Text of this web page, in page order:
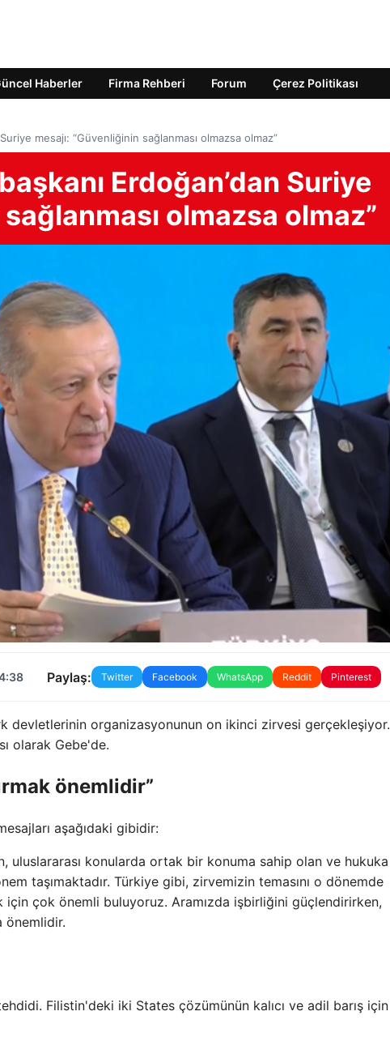
Haberler Firma Rehberi Forum Çerez Politikası
mesajı: “Güvenliğinin sağlanması olmazsa olmaz”
Erdoğan’dan Suriye
olmazsa olmaz”
Paylaş: Twitter Facebook WhatsApp Reddit Pinterest
devletlerinin organizasyonunun on ikinci zirvesi gerçekleşiyor.
olarak Gebe'de.
önemlidir”
aşağıdaki gibidir:
uluslararası konularda ortak bir konuma sahip olan ve hukuka
taşımaktadır. Türkiye gibi, zirvemizin temasını o dönemde
çok önemli buluyoruz. Aramızda işbirliğini güçlendirirken,
önemlidir.
Filistin'deki iki States çözümünün kalıcı ve adil barış için